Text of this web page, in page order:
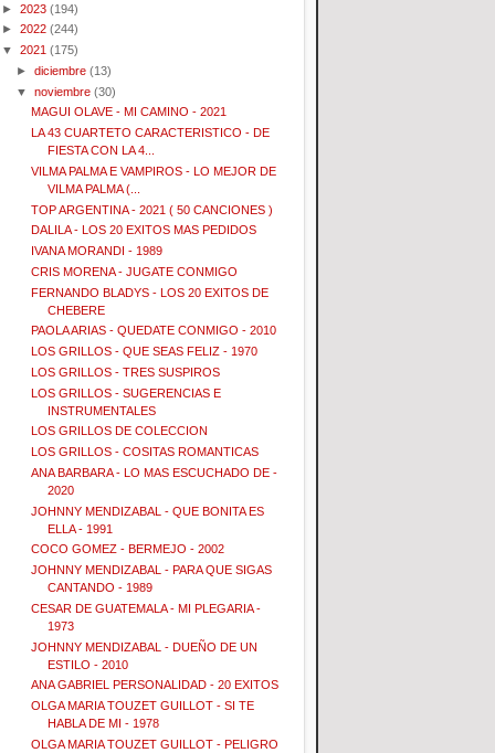
► 2023 (194)
► 2022 (244)
▼ 2021 (175)
►diciembre (13)
▼noviembre (30)
MAGUI OLAVE - MI CAMINO - 2021
LA 43 CUARTETO CARACTERISTICO - DE
FIESTA CON LA 4...
VILMA PALMA E VAMPIROS - LO MEJOR DE
VILMA PALMA (...
TOP ARGENTINA - 2021 ( 50 CANCIONES )
DALILA - LOS 20 EXITOS MAS PEDIDOS
IVANA MORANDI - 1989
CRIS MORENA - JUGATE CONMIGO
FERNANDO BLADYS - LOS 20 EXITOS DE
CHEBERE
PAOLA ARIAS - QUEDATE CONMIGO - 2010
LOS GRILLOS - QUE SEAS FELIZ - 1970
LOS GRILLOS - TRES SUSPIROS
LOS GRILLOS - SUGERENCIAS E
INSTRUMENTALES
LOS GRILLOS DE COLECCION
LOS GRILLOS - COSITAS ROMANTICAS
ANA BARBARA - LO MAS ESCUCHADO DE -
2020
JOHNNY MENDIZABAL - QUE BONITA ES
ELLA - 1991
COCO GOMEZ - BERMEJO - 2002
JOHNNY MENDIZABAL - PARA QUE SIGAS
CANTANDO - 1989
CESAR DE GUATEMALA - MI PLEGARIA -
1973
JOHNNY MENDIZABAL - DUEÑO DE UN
ESTILO - 2010
ANA GABRIEL PERSONALIDAD - 20 EXITOS
OLGA MARIA TOUZET GUILLOT - SI TE
HABLA DE MI - 1978
OLGA MARIA TOUZET GUILLOT - PELIGRO